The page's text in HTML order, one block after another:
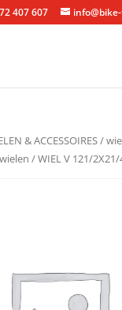
407 607
& ACCESSOIRES/
wielen / WIEL V 121/2X21/